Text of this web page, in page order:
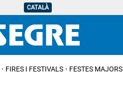
CATALÀ
FIRES I FESTIVALS FESTES MAJORS